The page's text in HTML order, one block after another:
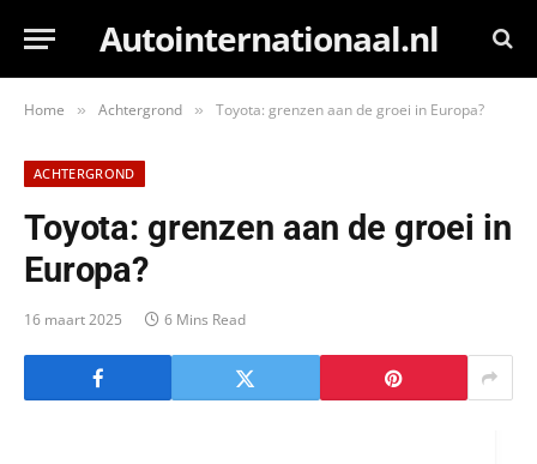
Autointernationaal.nl
Home » Achtergrond » Toyota: grenzen aan de groei in Europa?
ACHTERGROND
Toyota: grenzen aan de groei in
Europa?
16 maart 2025 6 Mins Read